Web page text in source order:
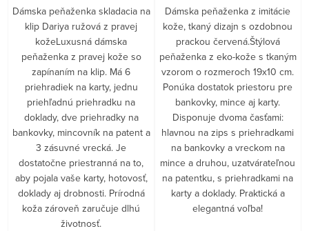
Dámska peňaženka skladacia na
klip Dariya ružová z pravej
kožeLuxusná dámska
peňaženka z pravej kože so
zapínaním na klip. Má 6
priehradiek na karty, jednu
priehľadnú priehradku na
doklady, dve priehradky na
bankovky, mincovník na patent a
3 zásuvné vrecká. Je
dostatočne priestranná na to,
aby pojala vaše karty, hotovosť,
doklady aj drobnosti. Prírodná
koža zároveň zaručuje dlhú
životnosť.
Dámska peňaženka z imitácie
kože, tkaný dizajn s ozdobnou
prackou červená.Štýlová
peňaženka z eko-kože s tkaným
vzorom o rozmeroch 19x10 cm.
Ponúka dostatok priestoru pre
bankovky, mince aj karty.
Disponuje dvoma časťami:
hlavnou na zips s priehradkami
na bankovky a vreckom na
mince a druhou, uzatvárateľnou
na patentku, s priehradkami na
karty a doklady. Praktická a
elegantná voľba!